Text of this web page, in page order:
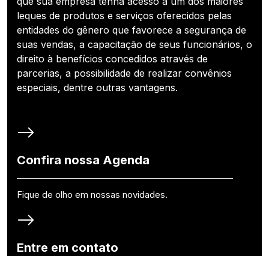
leques de produtos e serviços oferecidos pelas
entidades do gênero que favorece a segurança de
suas vendas, a capacitação de seus funcionários, o
direito à benefícios concedidos através de
parcerias, a possibilidade de realizar convênios
especiais, dentre outras vantagens.
Confira nossa Agenda
Fique de olho em nossas novidades.
Entre em contato